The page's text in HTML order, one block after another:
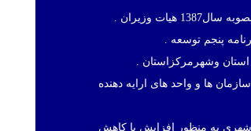
ها و واحد های ارایه دهنده
شهری به منظور افزایش یا کاهش